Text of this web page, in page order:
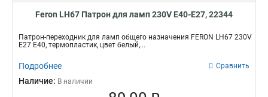
Feron LH67 Патрон для ламп 230V Е40-Е27, 22344
Патрон-переходник для ламп общего назначения FERON LH67 230V
E27 E40, термопластик, цвет белый,...
Подробнее Сравнить
Наличие: В наличии